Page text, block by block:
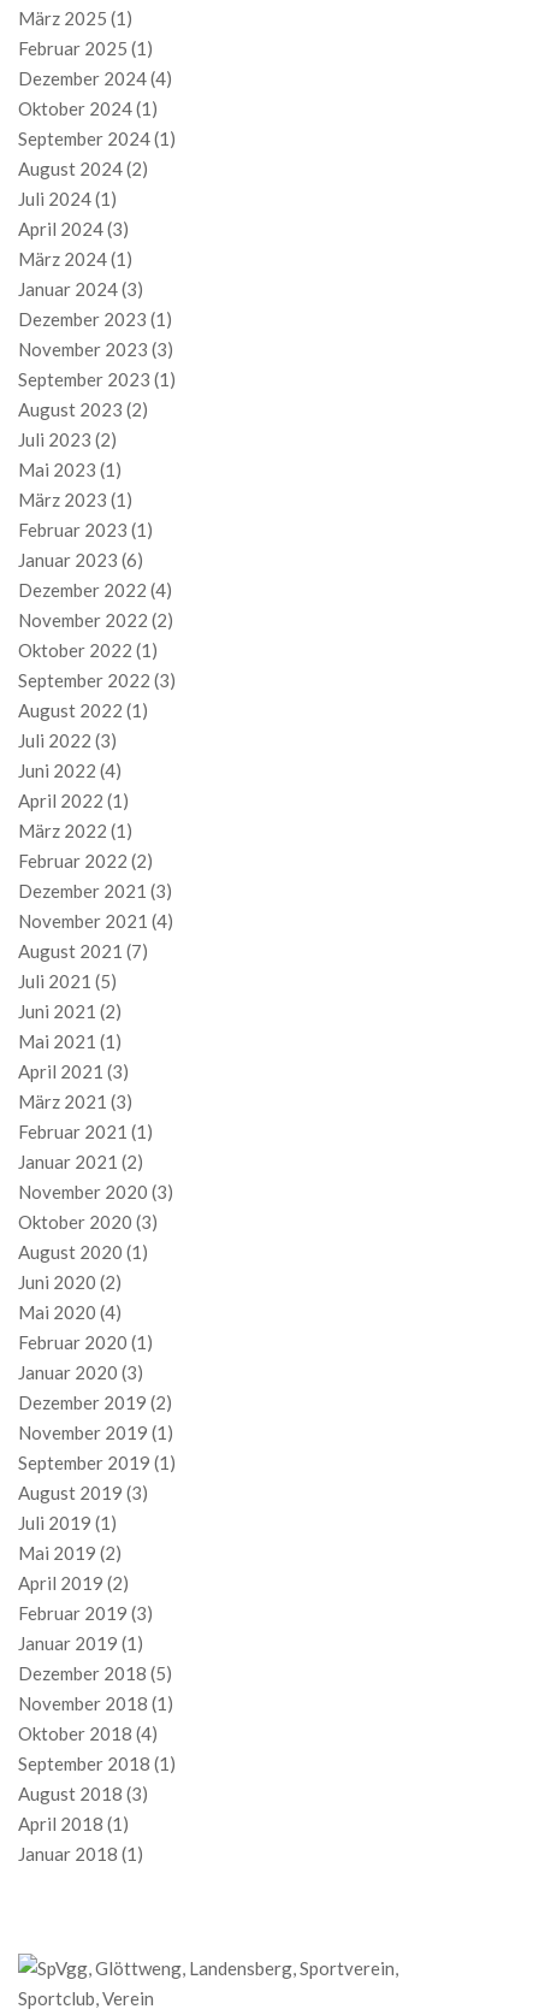
März 2025 (1)
Februar 2025 (1)
Dezember 2024(4)
Oktober 2024(1)
September 2024(1)
August 2024(2)
Juli 2024(1)
April 2024(3)
März 2024(1)
Januar 2024(3)
Dezember 2023 (1)
November 2023 (3)
September 2023 (1)
August 2023 (2)
Juli 2023 (2)
Mai 2023 (1)
März 2023 (1)
Februar 2023 (1)
Januar 2023 (6)
Dezember 2022 (4)
November 2022 (2)
Oktober 2022 (1)
September 2022 (3)
August 2022 (1)
Juli 2022 (3)
Juni 2022 (4)
April 2022 (1)
März 2022 (1)
Februar 2022 (2)
Dezember 2021 (3)
November 2021 (4)
August 2021 (7)
Juli 2021 (5)
Juni 2021 (2)
Mai 2021 (1)
April 2021 (3)
März 2021 (3)
Februar 2021 (1)
Januar 2021 (2)
November 2020 (3)
Oktober 2020 (3)
August 2020 (1)
Juni 2020 (2)
Mai 2020 (4)
Februar 2020 (1)
Januar 2020 (3)
Dezember 2019 (2)
November 2019 (1)
September 2019 (1)
August 2019 (3)
Juli 2019 (1)
Mai 2019 (2)
April 2019 (2)
Februar 2019 (3)
Januar 2019 (1)
Dezember 2018 (5)
November 2018 (1)
Oktober 2018 (4)
September 2018 (1)
August 2018 (3)
April 2018 (1)
Januar 2018 (1)